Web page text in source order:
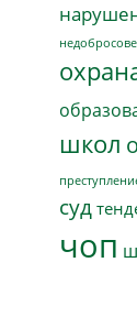
школ
суд
чоп